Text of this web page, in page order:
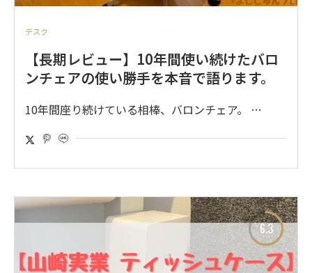
デスク
【長期レビュー】10年間使い続けたバロ
ンチェアの使い勝手を本音で語ります。
10年間座り続けている相棒、バロンチェア。 …
6.3